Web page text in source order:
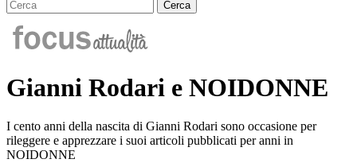
Gianni Rodari e NOIDONNE
I cento anni della nascita di Gianni Rodari sono occasione per
rileggere e apprezzare i suoi articoli pubblicati per anni in
NOIDONNE